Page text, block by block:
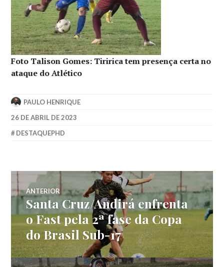
Foto Talison Gomes: Tiririca tem presença certa no
ataque do Atlético
PAULO HENRIQUE
26 DE ABRIL DE 2023
DESTAQUEPHD
ANTERIOR
Santa Cruz/Andirá enfrenta
o Fast pela 2ª fase da Copa
do Brasil Sub-17